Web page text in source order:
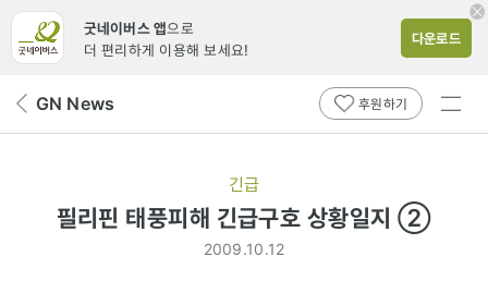
굿네이버스 앱으로
더 편리하게 이용해 보세요!
다운로드
뒤 GN News 후원하기
전체
긴급
필리핀 태풍피해 긴급구호 상황일지 ②
2009.10.12